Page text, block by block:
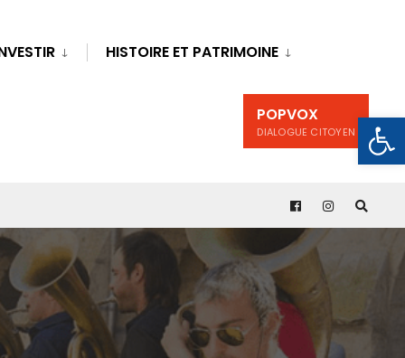
HISTOIRE ET PATRIMOINE
POPVOX
DIALOGUE CITOYEN